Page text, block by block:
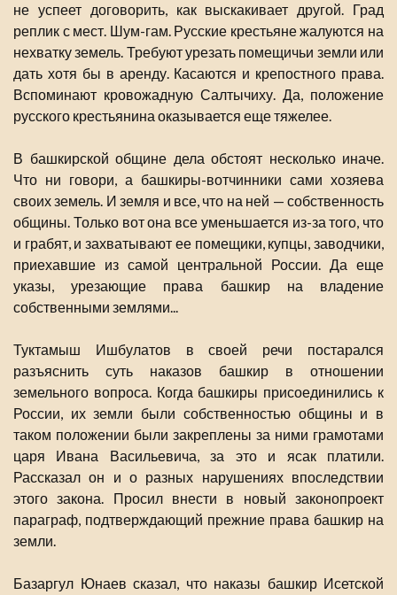
не успеет договорить, как выскакивает другой. Град
реплик с мест. Шум-гам. Русские крестьяне жалуются на
нехватку земель. Требуют урезать помещичьи земли или
дать хотя бы в аренду. Касаются и крепостного права.
Вспоминают кровожадную Салтычиху. Да, положение
русского крестьянина оказывается еще тяжелее.
В башкирской общине дела обстоят несколько иначе.
Что ни говори, а башкиры-вотчинники сами хозяева
своих земель. И земля и все, что на ней — собственность
общины. Только вот она все уменьшается из-за того, что
и грабят, и захватывают ее помещики, купцы, заводчики,
приехавшие из самой центральной России. Да еще
указы, урезающие права башкир на владение
собственными землями...
Туктамыш Ишбулатов в своей речи постарался
разъяснить суть наказов башкир в отношении
земельного вопроса. Когда башкиры присоединились к
России, их земли были собственностью общины и в
таком положении были закреплены за ними грамотами
царя Ивана Васильевича, за это и ясак платили.
Рассказал он и о разных нарушениях впоследствии
этого закона. Просил внести в новый законопроект
параграф, подтверждающий прежние права башкир на
земли.
Базаргул Юнаев сказал, что наказы башкир Исетской